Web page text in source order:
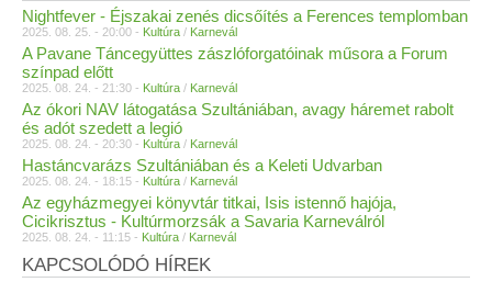
Nightfever - Éjszakai zenés dicsőítés a Ferences templomban
2025. 08. 25. - 20:00 - Kultúra / Karnevál
A Pavane Táncegyüttes zászlóforgatóinak műsora a Forum
színpad előtt
2025. 08. 24. - 21:30 - Kultúra / Karnevál
Az ókori NAV látogatása Szultániában, avagy háremet rabolt
és adót szedett a legió
2025. 08. 24. - 20:30 - Kultúra / Karnevál
Hastáncvarázs Szultániában és a Keleti Udvarban
2025. 08. 24. - 18:15 - Kultúra / Karnevál
Az egyházmegyei könyvtár titkai, Isis istennő hajója,
Cicikrisztus - Kultúrmorzsák a Savaria Karneválról
2025. 08. 24. - 11:15 - Kultúra / Karnevál
KAPCSOLÓDÓ HÍREK